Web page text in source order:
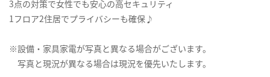
3点の対策で女性でも安心の高セキュリティ
1フロア2住居でプライバシーも確保♪
※設備・家具家電が写真と異なる場合がございます。
写真と現況が異なる場合は現況を優先いたします。